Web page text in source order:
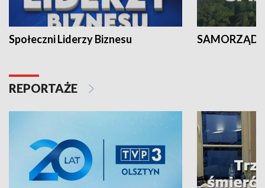
Społeczni Liderzy Biznesu SAMORZĄD
REPORTAŻE